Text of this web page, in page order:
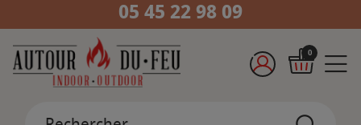
05 45 22 98 09
0